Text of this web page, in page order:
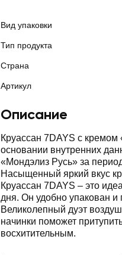
Вид упаковки
Тип продукта
Страна
Артикул
Описание
Круассан 7DAYS с кремом
основании внутренних
«Мондэлиз Русь» за
Насыщенный яркий вкус
Круассан 7DAYS – это
дня. Он удобно упакован и
Великолепный дуэт
начинки поможет
восхитительным.